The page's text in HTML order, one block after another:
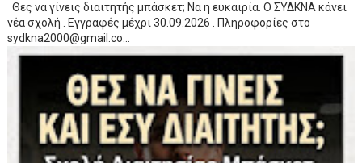
Θες να γίνεις διαιτητής μπάσκετ; Να η ευκαιρία. Ο ΣΥΔΚΝΑ κάνει
νέα σχολή . Εγγραφές μέχρι 30.09.2026 . Πληροφορίες στο
sydkna2000@gmail.co...